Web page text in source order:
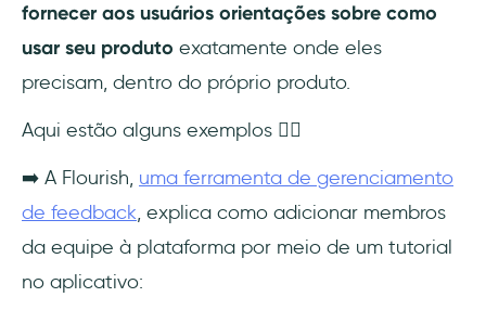
fornecer aos usuários orientações sobre como
usar seu produto exatamente onde eles
precisam, dentro do próprio produto.
Aqui estão alguns exemplos 👇🏻
➡️ A Flourish, uma ferramenta de gerenciamento
de feedback, explica como adicionar membros
da equipe à plataforma por meio de um tutorial
no aplicativo: